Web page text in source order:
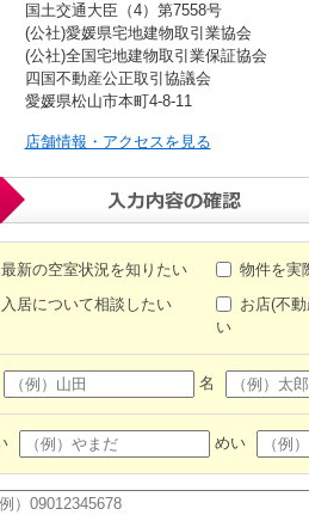
国土交通大臣（4）第7558号
(公社)愛媛県宅地建物取引業協会
(公社)全国宅地建物取引業保証協会
四国不動産公正取引協議会
愛媛県松山市本町4-8-11
店舗情報・アクセスを見る
最新の空室状況を知りたい 物件を実
入居について相談したい
お店(不
い
名
めい